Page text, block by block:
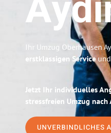
Ihr Umzug Oberhausen
erstklassigen Serviceund
Jetzt Ihr individuelles
stressfreien Umzug nach
UNVERBINDLICHES